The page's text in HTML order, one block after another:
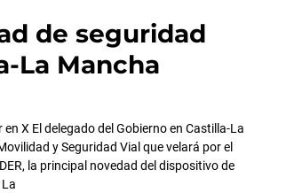
de seguridad
La Mancha
X El delegado del Gobierno en Castilla-La
y Seguridad Vial que velará por el
la principal novedad del dispositivo de